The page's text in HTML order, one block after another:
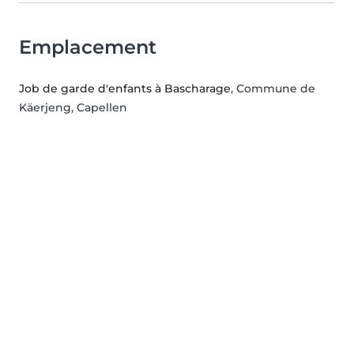
Emplacement
Job de garde d'enfants à Bascharage, Commune de
Käerjeng, Capellen